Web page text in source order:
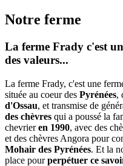
Notre ferme
La ferme Frady c'est
des valeurs...
La ferme Frady, c'est une
située au coeur des Pyrénées,
d'Ossau, et transmise de
des chèvres qui a poussé la
chevrieren 1990, avec des
et des chèvres Angora pour
Mohair des Pyrénées. Et la
place pourperpétuer ce